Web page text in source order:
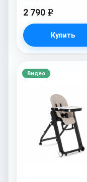
2 790 e
Купить
Видео